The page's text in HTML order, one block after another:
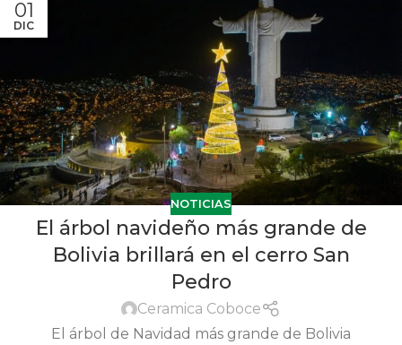
01
DIC
NOTICIAS
El árbol navideño más grande de
Bolivia brillará en el cerro San
Pedro
Ceramica Coboce
El árbol de Navidad más grande de Bolivia